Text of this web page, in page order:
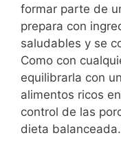
formar parte de
prepara con
saludables y se
Como con
equilibrarla con
alimentos ricos
control de las
dieta balanceada.